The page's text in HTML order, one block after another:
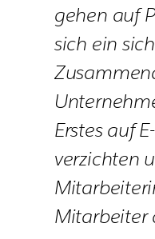
gehen auf
sich ein
Erstes auf
verzichten
Mitarbeiter